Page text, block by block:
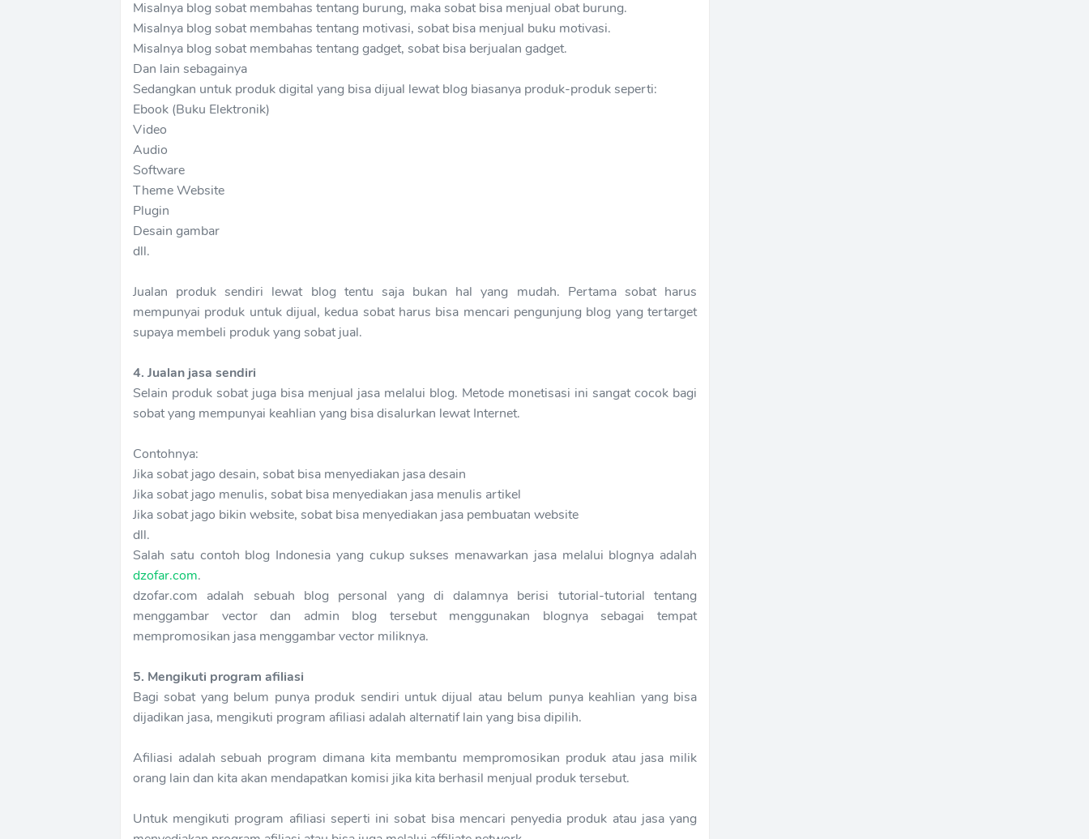
Misalnya blog sobat membahas tentang burung, maka sobat bisa menjual obat burung.
Misalnya blog sobat membahas tentang motivasi, sobat bisa menjual buku motivasi.
Misalnya blog sobat membahas tentang gadget, sobat bisa berjualan gadget.
Dan lain sebagainya
Sedangkan untuk produk digital yang bisa dijual lewat blog biasanya produk-produk seperti:
Ebook (Buku Elektronik)
Video
Audio
Software
Theme Website
Plugin
Desain gambar
dll.
Jualan produk sendiri lewat blog tentu saja bukan hal yang mudah. Pertama sobat harus
mempunyai produk untuk dijual, kedua sobat harus bisa mencari pengunjung blog yang tertarget
supaya membeli produk yang sobat jual.
4. Jualan jasa sendiri
Selain produk sobat juga bisa menjual jasa melalui blog. Metode monetisasi ini sangat cocok bagi
sobat yang mempunyai keahlian yang bisa disalurkan lewat Internet.
Contohnya:
Jika sobat jago desain, sobat bisa menyediakan jasa desain
Jika sobat jago menulis, sobat bisa menyediakan jasa menulis artikel
Jika sobat jago bikin website, sobat bisa menyediakan jasa pembuatan website
dll.
Salah satu contoh blog Indonesia yang cukup sukses menawarkan jasa melalui blognya adalah
dzofar.com.
dzofar.com adalah sebuah blog personal yang di dalamnya berisi tutorial-tutorial tentang
menggambar vector dan admin blog tersebut menggunakan blognya sebagai tempat
mempromosikan jasa menggambar vector miliknya.
5. Mengikuti program afiliasi
Bagi sobat yang belum punya produk sendiri untuk dijual atau belum punya keahlian yang bisa
dijadikan jasa, mengikuti program afiliasi adalah alternatif lain yang bisa dipilih.
Afiliasi adalah sebuah program dimana kita membantu mempromosikan produk atau jasa milik
orang lain dan kita akan mendapatkan komisi jika kita berhasil menjual produk tersebut.
Untuk mengikuti program afiliasi seperti ini sobat bisa mencari penyedia produk atau jasa yang